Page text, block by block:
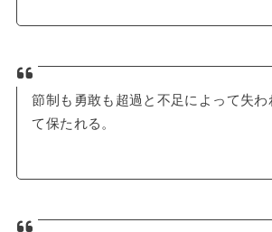
節制も勇敢も超過と不足によって失わ
て保たれる。